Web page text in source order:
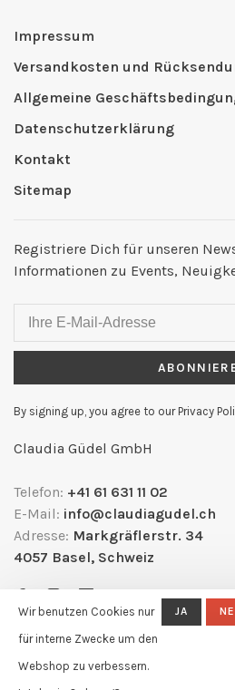
Impressum
Versandkosten und
Allgemeine
Datenschutzerklärung
Kontakt
Sitemap
Registriere Dich für unseren
Informationen zu Events,
By signing up, you agree to our Privacy
Claudia Güdel GmbH
Telefon: +41 61 631 11 02
E-Mail: info@claudiagudel.ch
Adresse: Markgräflerstr. 34
4057 Basel, Schweiz
Wir benutzen Cookies nur
für interne Zwecke um den
Webshop zu verbessern.
JA